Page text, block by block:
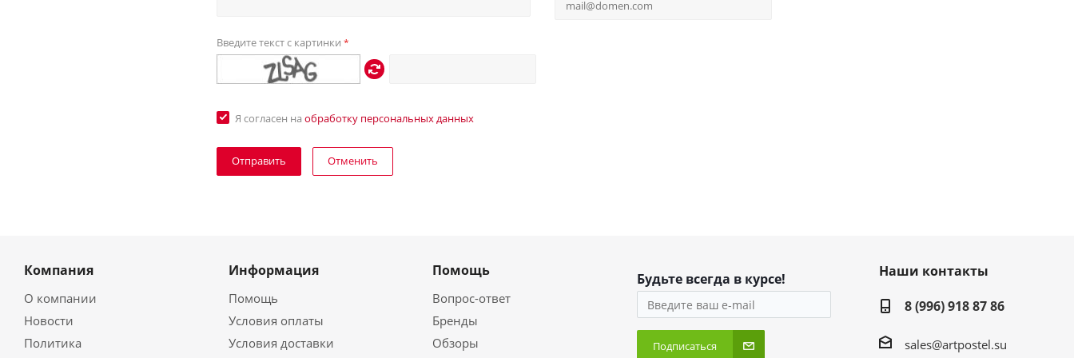
Введите текст с картинки*
Я согласен наобработку персональных данных
Отменить
Компания
О компании
Новости
Политика
Информация
Помощь
Условия оплаты
Условия доставки
Помощь
Вопрос-ответ
Бренды
Обзоры
Будьте всегда в курсе!
Подписаться
Наши контакты
8 (996) 918 87 86
sales@artpostel.su